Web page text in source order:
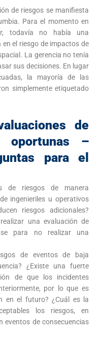
de riesgos se manifiesta
Para el momento en
todavía no había una
el riesgo de impactos de
La gerencia no tenía
sus decisiones. En lugar
la mayoría de las
simplemente etiquetado
de
oportunas –
para el
de riesgos de manera
ingenieriles u operativos
riesgos adicionales?
una evaluación de
para no realizar una
de eventos de baja
¿Existe una fuerte
de que los incidentes
por lo que es
en el futuro? ¿Cuál es la
los riesgos, en
eventos de consecuencias